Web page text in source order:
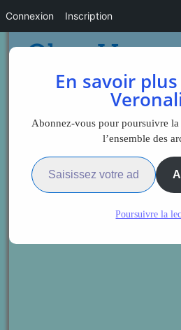
En savoir
Abonnez-vous pour poursuivre la
l’ensemble des
Saisissez votre adresse e-mail…
Poursuivre la
Connexion Inscription